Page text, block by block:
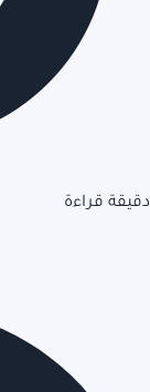
دقيقة قراءة